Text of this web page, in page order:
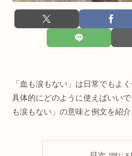
「血も涙もない」は日常でもよ
具体的にどのように使えばいい
も涙もない」の意味と例文を紹介